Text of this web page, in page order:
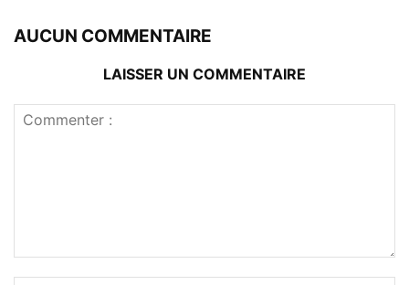
AUCUN COMMENTAIRE
LAISSER UN COMMENTAIRE